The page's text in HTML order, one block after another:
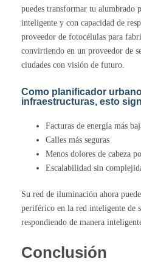
puedes transformar tu alumbrado
inteligente y con capacidad de
proveedor de fotocélulas para
convirtiendo en un proveedor de
ciudades con visión de futuro.
Como planificador
infraestructuras, esto
Facturas de energía más
Calles más seguras
Menos dolores de cabeza
Escalabilidad sin
Su red de iluminación ahora
periférico en la red inteligente de
respondiendo de manera
Conclusión